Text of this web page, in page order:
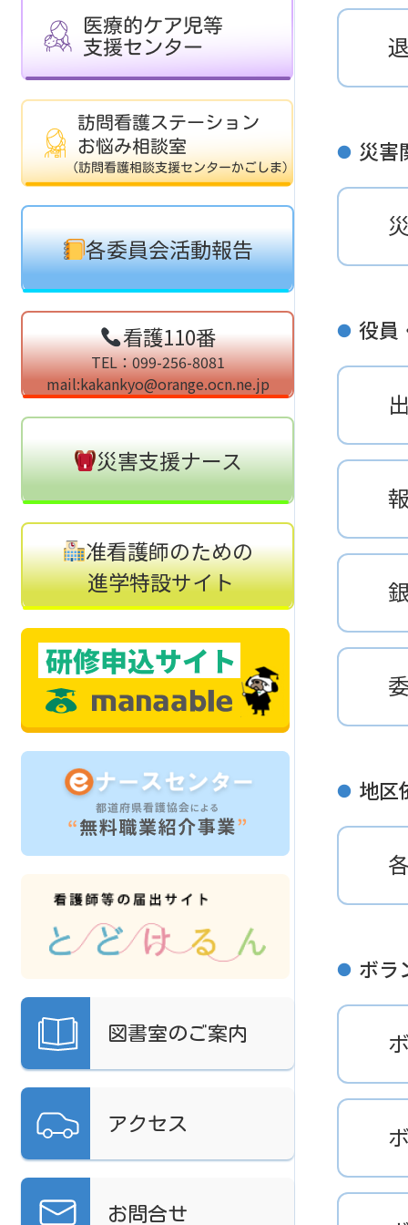
● 災害
● 役員
● 地区
● ボラ
各委員会活動報告
看護110番
TEL：099-256-8081
mail:kakankyo@orange.ocn.ne.jp
災害支援ナース
准看護師のための
進学特設サイト
図書室のご案内
アクセス
お問合せ